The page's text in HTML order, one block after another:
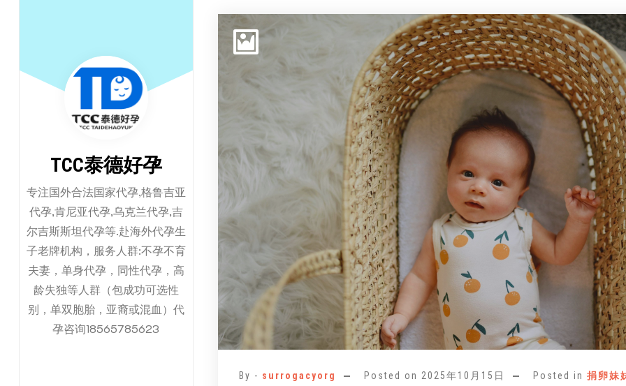
TCC泰德好孕
专注国外合法国家代孕,格鲁吉亚
代孕,肯尼亚代孕,乌克兰代孕,吉
尔吉斯斯坦代孕等.赴海外代孕生
子老牌机构，服务人群:不孕不育
夫妻，单身代孕，同性代孕，高
龄失独等人群（包成功可选性
别，单双胞胎，亚裔或混血）代
孕咨询18565785623
By - surrogacyorg Posted on 2025年10月15日 Posted in 捐卵妹